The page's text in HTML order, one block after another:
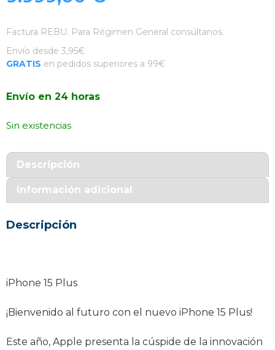
Factura REBU. Para Régimen General consúltanos.
Envío desde 3,95€
GRATIS en pedidos superiores a 99€
Envío en 24 horas
Sin existencias
Descripción
Información adicional
Descripción
iPhone 15 Plus
¡Bienvenido al futuro con el nuevo iPhone 15 Plus!
Este año, Apple presenta la cúspide de la innovación